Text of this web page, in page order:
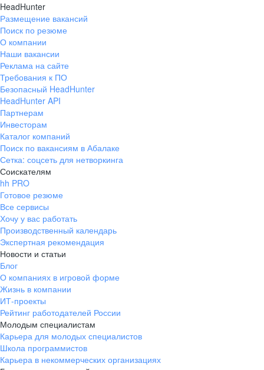
HeadHunter
Размещение вакансий
Поиск по резюме
О компании
Наши вакансии
Реклама на сайте
Требования к ПО
Безопасный HeadHunter
HeadHunter API
Партнерам
Инвесторам
Каталог компаний
Поиск по вакансиям в Абалаке
Сетка: соцсеть для нетворкинга
Соискателям
hh PRO
Готовое резюме
Все сервисы
Хочу у вас работать
Производственный календарь
Экспертная рекомендация
Новости и статьи
Блог
О компаниях в игровой форме
Жизнь в компании
ИТ-проекты
Рейтинг работодателей России
Молодым специалистам
Карьера для молодых специалистов
Школа программистов
Карьера в некоммерческих организациях